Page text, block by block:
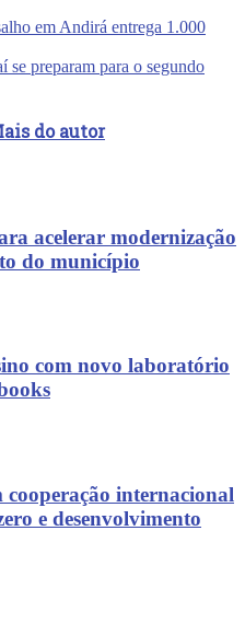
em Andirá entrega 1.000
se preparam para o segundo
do autor
acelerar modernização
do município
com novo laboratório
internacional
e desenvolvimento